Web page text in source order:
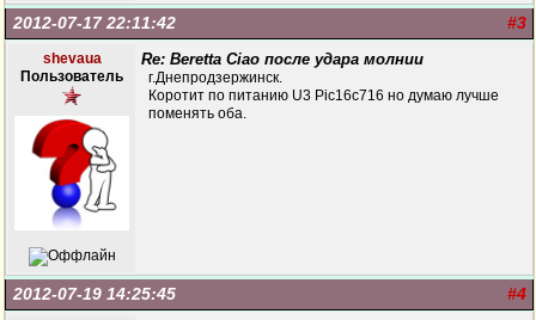
#3
2012-07-17 22:11:42
shevaua
Пользователь
Re: Beretta Ciao после удара молнии
г.Днепродзержинск.
Коротит по питанию U3 Pic16c716 но думаю лучше
поменять оба.
#4
2012-07-19 14:25:45